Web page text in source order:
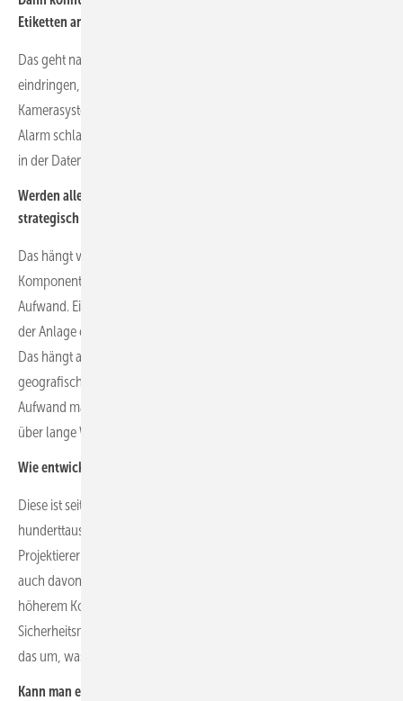
Etiketten anzubringen?
Das geht natürlich. Die Diebe müssten dann schon in den Solarpark
eindringen, um zu schauen, ob die Module etikettiert sind. Wenn ein
Kamerasystem zusätzlich installiert ist, würde dieses dann schon
Alarm schlagen. Allerdings sind die Komponenten dann auch nicht
in der Datenbank registriert.
Werden alle Module in einem Solarpark etikettiert oder nur
strategisch brisante Bereiche wie etwa die Ränder der Anlage?
Das hängt von der Größe der Anlage ab. Wir empfehlen, alle
Komponenten zu etikettieren. Doch das ist natürlich auch ein
Aufwand. Einige Betreiber sichern aber auch nur die Randbereiche
der Anlage oder den Bereich der Straßen und Wege im Solarpark.
Das hängt aber auch immer von der Größe der Anlage und den
geografischen Gegebenheiten ab. Denn niemand wird sich den
Aufwand machen, Module mitten in der Anlage zu demontieren und
über lange Wege zum Fahrzeug zu schleppen.
Wie entwickelt sich die Nachfrage nach den Etiketten?
Diese ist seit vielen Jahren stabil und wachsend. Über
hunderttausend Etiketten pro Jahr verschicken wir an die
Projektierer oder Anlagenbetreiber. Die Nachfrage hängt natürlich
auch davon ab, wie viele neue Anlagen auch gebaut werden. Mit
höherem Kostendruck sparen Projektierer auch bei
Sicherheitsmaßnahmen ein. Dann setzen die Projektierer nur noch
das um, was von den Versicherungen als Mindestmaß verlangt wird.
Kann man etikettierte Module auch wieder verkaufen?